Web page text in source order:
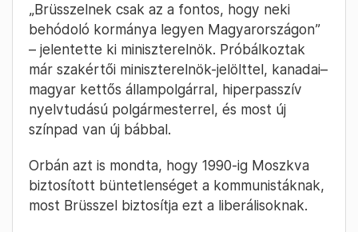
„Brüsszelnek csak az a fontos, hogy neki
behódoló kormánya legyen Magyarországon”
– jelentette ki miniszterelnök. Próbálkoztak
már szakértői miniszterelnök-jelölttel, kanadai–
magyar kettős állampolgárral, hiperpasszív
nyelvtudású polgármesterrel, és most új
színpad van új bábbal.
Orbán azt is mondta, hogy 1990-ig Moszkva
biztosított büntetlenséget a kommunistáknak,
most Brüsszel biztosítja ezt a liberálisoknak.